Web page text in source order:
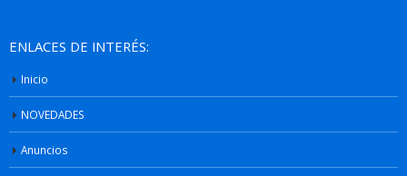
ENLACES DE INTERÉS:
Inicio
NOVEDADES
Anuncios